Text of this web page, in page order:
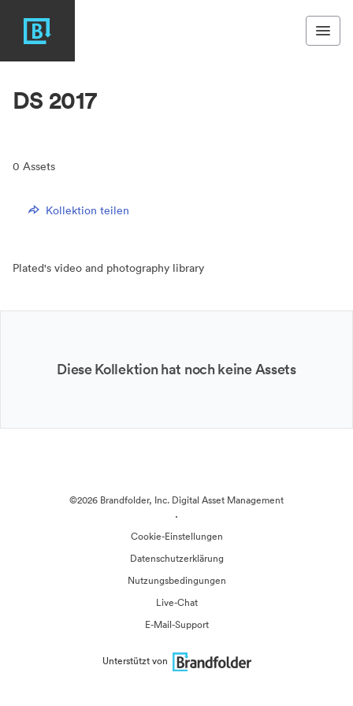
DS 2017
0 Assets
Kollektion teilen
Plated's video and photography library
Diese Kollektion hat noch keine Assets
©2026 Brandfolder, Inc. Digital Asset Management
·
Cookie-Einstellungen
Datenschutzerklärung
Nutzungsbedingungen
Live-Chat
E-Mail-Support
Unterstützt von